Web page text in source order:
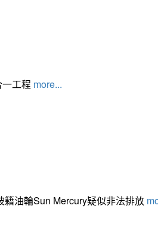
工程 more...
油輪Sun Mercury疑似非法排放